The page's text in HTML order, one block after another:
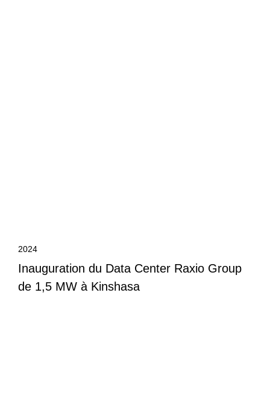
2024
Inauguration du Data Center Raxio Group
de 1,5 MW à Kinshasa